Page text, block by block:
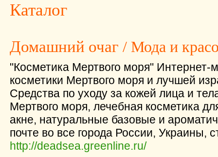
Каталог
Домашний очаг / Мода и
"Косметика Мертвого моря" Интернет-
косметики Мертвого моря и лучшей
Средства по уходу за кожей лица и
Мертвого моря, лечебная косметика
акне, натуральные базовые и
почте во все города России, Украины,
http://deadsea.greenline.ru/